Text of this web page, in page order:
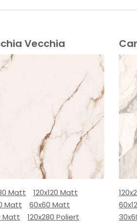
Vecchia
Matt
120x120 Matt
Matt
60x60 Matt
Matt
120x280 Poliert